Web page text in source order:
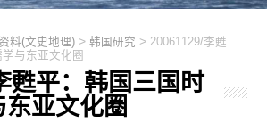
料(文史地理) >韩国研究 > 20061129/李甦
与东亚文化圈
甦平：韩国三国时
亚文化圈